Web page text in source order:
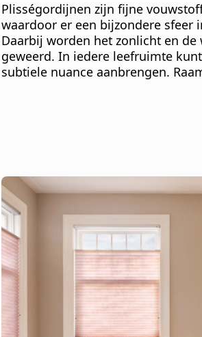
Plisségordijnen zijn fijne
waardoor er een bijzondere sfeer
Daarbij worden het zonlicht en
geweerd. In iedere leefruimte
subtiele nuance aanbrengen.